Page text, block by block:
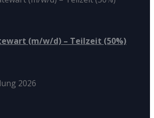
(m/w/d) – Teilzeit (50%)